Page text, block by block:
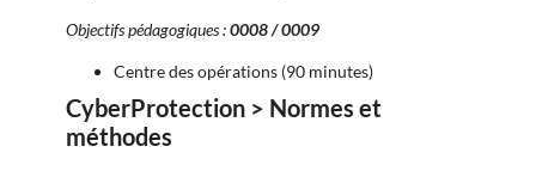
Objectifs pédagogiques :0008 / 0009
Centre des opérations (90 minutes)
CyberProtection > Normes et
méthodes